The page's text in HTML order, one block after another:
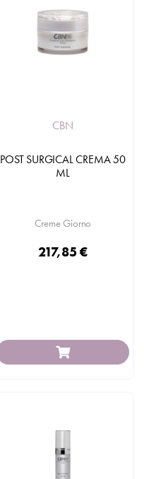
CBN
POST SURGICAL CREMA 50
ML
Creme Giorno
217,85 €